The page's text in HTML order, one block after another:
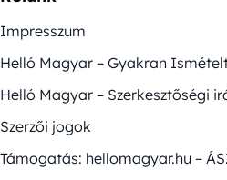
Impresszum
Helló Magyar – Gyakran
Helló Magyar – Szerkesztőségi
Szerzői jogok
Támogatás: hellomagyar.hu –